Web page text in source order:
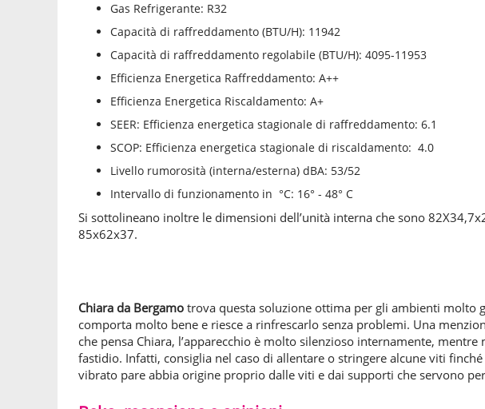
Gas Refrigerante: R32
Capacità di raffreddamento (BTU/H): 11942
Capacità di raffreddamento regolabile (BTU/H): 4095-11953
Efficienza Energetica Raffreddamento: A++
Efficienza Energetica Riscaldamento: A+
SEER: Efficienza energetica stagionale di raffreddamento: 6.1
SCOP: Efficienza energetica stagionale di riscaldamento: 4.0
Livello rumorosità (interna/esterna) dBA: 53/52
Intervallo di funzionamento in °C: 16° - 48° C
Si sottolineano inoltre le dimensioni dell’unità interna che sono
85x62x37.
Chiara da Bergamo trova questa soluzione ottima per gli ambienti molto
comporta molto bene e riesce a rinfrescarlo senza problemi. Una
che pensa Chiara, l’apparecchio è molto silenzioso internamente,
fastidio. Infatti, consiglia nel caso di allentare o stringere alcune viti
vibrato pare abbia origine proprio dalle viti e dai supporti che servono